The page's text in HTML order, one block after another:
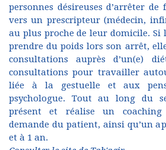
personnes désireuses d’arrêter
vers un prescripteur (médecin,
au plus proche de leur domicile. Si
prendre du poids lors son arrêt,
consultations auprès d’un(e)
consultations pour travailler
liée à la gestuelle et aux
psychologue. Tout au long du
présent et réalise un
demande du patient, ainsi qu’un
et à 1 an.